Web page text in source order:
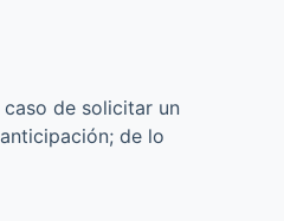
de solicitar un
de lo